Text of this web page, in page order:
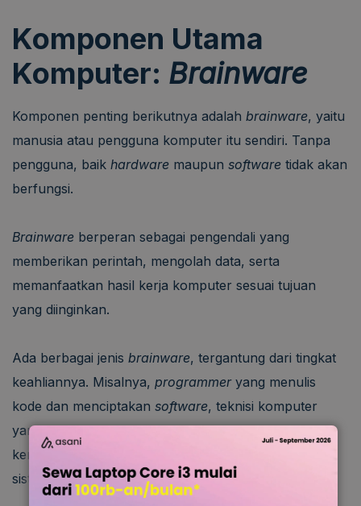
Komponen Utama
Komputer: Brainware
Komponen penting berikutnya adalah brainware, yaitu
manusia atau pengguna komputer itu sendiri. Tanpa
pengguna, baik hardware maupun software tidak akan
berfungsi.
Brainware berperan sebagai pengendali yang
memberikan perintah, mengolah data, serta
memanfaatkan hasil kerja komputer sesuai tujuan
yang diinginkan.
Ada berbagai jenis brainware, tergantung dari tingkat
keahliannya. Misalnya, programmeryang menulis
kode dan menciptakan software, teknisi komputer
yang bertugas memperbaiki kerusakan perangkat
keras, serta operator komputer yang menjalankan
sistem sesuai kebutuhan pekerjaan.